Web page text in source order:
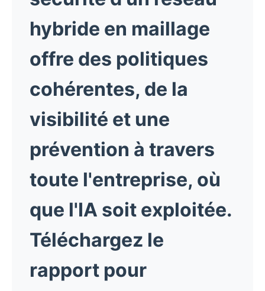
hybride en maillage
offre des politiques
cohérentes, de la
visibilité et une
prévention à travers
toute l'entreprise, où
que l'IA soit exploitée.
Téléchargez le
rapport pour